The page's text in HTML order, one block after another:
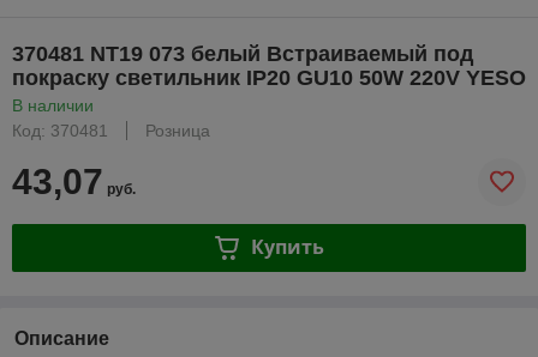
370481 NT19 073 белый Встраиваемый под
покраску светильник IP20 GU10 50W 220V YESO
В наличии
Код: 370481
Розница
43,07 руб.
Купить
Описание